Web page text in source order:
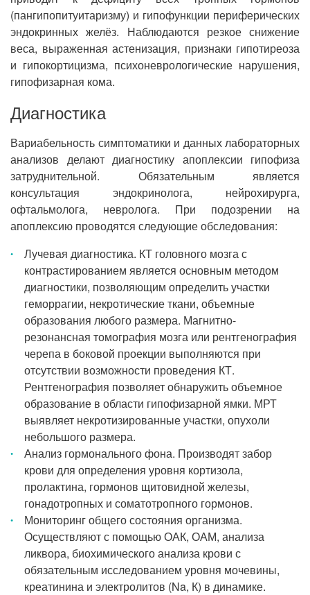
(пангипопитуитаризму) и гипофункции периферических
эндокринных желёз. Наблюдаются резкое снижение
веса, выраженная астенизация, признаки гипотиреоза
и гипокортицизма, психоневрологические нарушения,
гипофизарная кома.
Диагностика
Вариабельность симптоматики и данных лабораторных
анализов делают диагностику апоплексии гипофиза
затруднительной. Обязательным является
консультация эндокринолога, нейрохирурга,
офтальмолога, невролога. При подозрении на
апоплексию проводятся следующие обследования:
Лучевая диагностика. КТ головного мозга с
контрастированием является основным методом
диагностики, позволяющим определить участки
геморрагии, некротические ткани, объемные
образования любого размера. Магнитно-
резонансная томография мозга или рентгенография
черепа в боковой проекции выполняются при
отсутствии возможности проведения КТ.
Рентгенография позволяет обнаружить объемное
образование в области гипофизарной ямки. МРТ
выявляет некротизированные участки, опухоли
небольшого размера.
Анализ гормонального фона. Производят забор
крови для определения уровня кортизола,
пролактина, гормонов щитовидной железы,
гонадотропных и соматотропного гормонов.
Мониторинг общего состояния организма.
Осуществляют с помощью ОАК, ОАМ, анализа
ликвора, биохимического анализа крови с
обязательным исследованием уровня мочевины,
креатинина и электролитов (Na, К) в динамике.